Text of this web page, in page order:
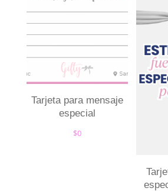
Tarjeta para mensaje
especial
$0